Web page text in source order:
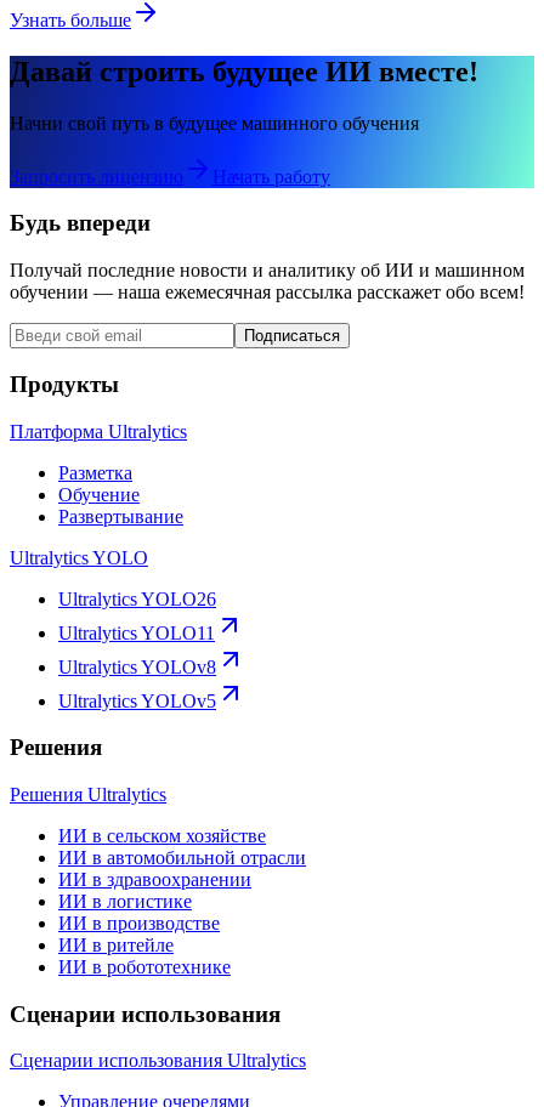
Узнать больше
Давай строить будущее ИИ вместе!
Начни свой путь в будущее машинного обучения
Запросить лицензию Начать работу
Будь впереди
Получай последние новости и аналитику об ИИ и машинном
обучении — наша ежемесячная рассылка расскажет обо всем!
Подписаться
Продукты
Платформа Ultralytics
Разметка
Обучение
Развертывание
Ultralytics YOLO
Ultralytics YOLO26
Ultralytics YOLO11
Ultralytics YOLOv8
Ultralytics YOLOv5
Решения
Решения Ultralytics
ИИ в сельском хозяйстве
ИИ в автомобильной отрасли
ИИ в здравоохранении
ИИ в логистике
ИИ в производстве
ИИ в ритейле
ИИ в робототехнике
Сценарии использования
Сценарии использования Ultralytics
Управление очередями